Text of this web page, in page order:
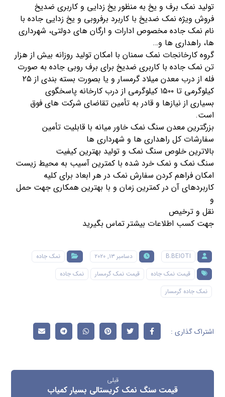
تولید نمک برف و یخ به منظور یخ زدایی و کاربری ضدیخ
فروش ویژه نمک ضدیخ با کاربرد برفروبی و یخ زداییجاده با
نام نمک جاده مخصوص ادارات و ارگان های دولتی، شهرداری
ها، راهداری ها و…
گروه کارخانجات نمک سمنان با امکان تولید روزانه بیش از هزار
تن نمک جاده با کاربری ضدیخ برای برف روبی جاده به صورت
فله از درب معدن میلاد گرمسار و یا بصورت بسته بندی از ۲۵
کیلوگرمی تا ۱۵۰۰ کیلوگرمی از درب کارخانه پاسخگوی
بسیاری از نیازها و قادر به تأمین تقاضای شرکت های فوق
است.
بزرگترین معدن سنگ نمک خاور میانه با قابلیت تأمین
سفارشات کل راهداری ها و شهرداری ها
بالاترین خلوص سنگ نمک و تولید بهترین کیفیت
سنگ نمک و نمک خرد شده با کمترین آسیب به محیط زیست
امکان فراهم کردن سفارش نمک در هر ابعاد برای کلیه
کاربردهای آن در کمترین زمان و با بهترین همکاری جهت حمل
و
نقل و ترخیص
جهت کسب اطلاعات بیشتر تماس بگیرید
B.BEIOTI دسامبر ۱۳, ۲۰۲۰
نمک جاده
قیمت نمک جاده
قیمت نمک گرمسار
نمک جاده
نمک جاده گرمسار
قبلی
قیمت سنگ نمک کریستالی بسیار کمیاب